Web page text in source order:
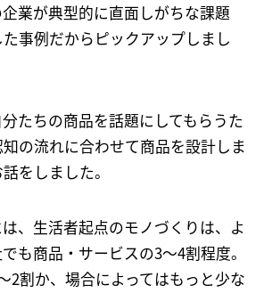
業が典型的に直面しがちな課題
事例だからピックアップしまし
たちの商品を話題にしてもらうた
の流れに合わせて商品を設計しま
をしました。
、生活者起点のモノづくりは、よ
も商品・サービスの3～4割程度。
2割か、場合によってはもっと少な